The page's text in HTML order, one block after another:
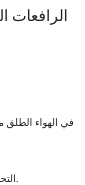
الرافعات
التحكم في التردد ، التشغيل السلس.